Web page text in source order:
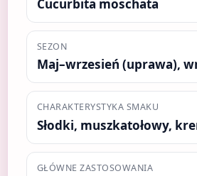
Cucurbita moschata
SEZON
Maj–wrzesień (uprawa),
CHARAKTERYSTYKA SMAKU
Słodki, muszkatołowy,
GŁÓWNE ZASTOSOWANIA